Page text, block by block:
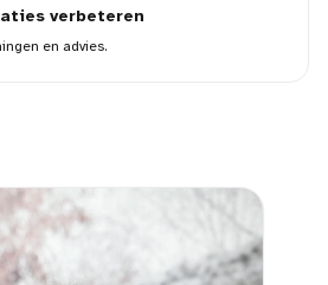
verbeteren
en advies.